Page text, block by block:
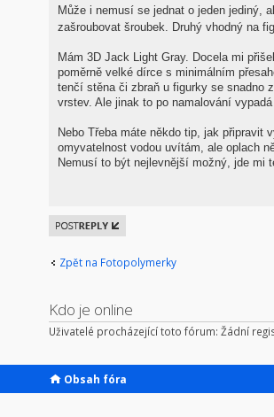
Může i nemusí se jednat o jeden jediný,
zašroubovat šroubek. Druhý vhodný na
Mám 3D Jack Light Gray. Docela mi
poměrně velké dírce s minimálním
tenčí stěna či zbraň u figurky se snadno
vrstev. Ale jinak to po namalování
Nebo Třeba máte někdo tip, jak
omyvatelnost vodou uvítám, ale oplach
Nemusí to být nejlevnější možný, jde mi
Odeslat
odpověď
Zpět na Fotopolymerky
Kdo je online
Uživatelé procházející toto fórum: Žádní
Obsah fóra